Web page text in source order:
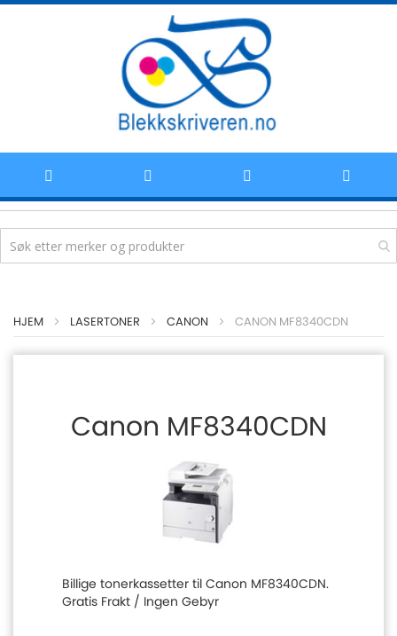
til
HJEM LASERTONER CANON CANON MF8340CDN
Canon MF8340CDN
Billige tonerkassetter til Canon MF8340CDN.
Gratis Frakt / Ingen Gebyr